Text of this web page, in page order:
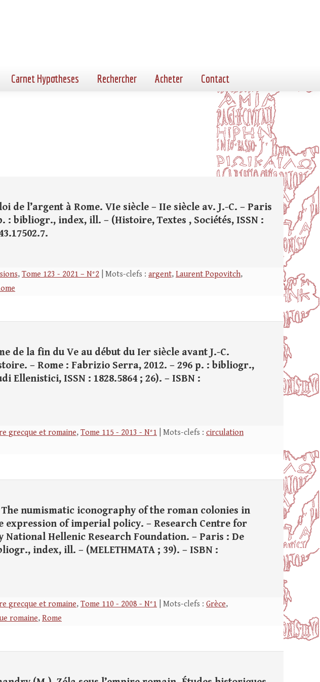
Carnet Hypotheses Rechercher Acheter Contact
de l’argent à Rome. VIe siècle – IIe siècle av. J.-C. – Paris
: bibliogr., index, ill. – (Histoire, Textes , Sociétés, ISSN :
, Tome 123 - 2021 – N°2 | Mots-clefs : argent, Laurent Popovitch,
de la fin du Ve au début du Ier siècle avant J.-C.
– Rome : Fabrizio Serra, 2012. – 296 p. : bibliogr.,
Ellenistici, ISSN : 1828.5864 ; 26). – ISBN :
grecque et romaine, Tome 115 - 2013 - N°1 | Mots-clefs : circulation
numismatic iconography of the roman colonies in
expression of imperial policy. – Research Centre for
National Hellenic Research Foundation. – Paris : De
index, ill. – (MELETHMATA ; 39). – ISBN :
grecque et romaine, Tome 110 - 2008 - N°1 | Mots-clefs : Grèce,
romaine, Rome